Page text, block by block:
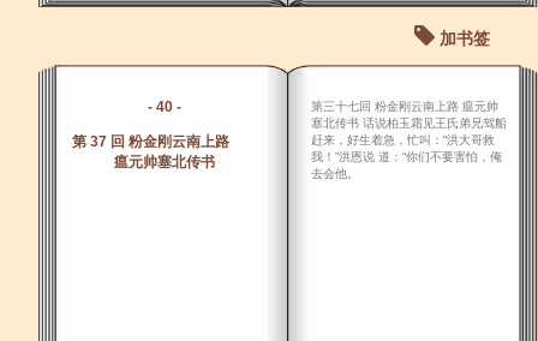
加书签
- 40 -
第 37 回 粉金刚云南上路
瘟元帅塞北传书
第三十七回 粉金刚云南上路 瘟元帅
塞北传书 话说柏玉霜见王氏弟兄驾船
赶来，好生着急，忙叫：“洪大哥救
我！”洪恩说 道：“你们不要害怕，俺
去会他。